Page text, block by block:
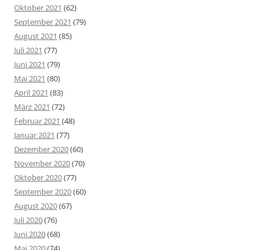
Oktober 2021 (62)
September 2021 (79)
August 2021 (85)
Juli 2021 (77)
Juni 2021 (79)
Mai 2021 (80)
April 2021 (83)
März 2021 (72)
Februar 2021 (48)
Januar 2021 (77)
Dezember 2020(60)
November 2020(70)
Oktober 2020(77)
September 2020(60)
August 2020(67)
Juli 2020(76)
Juni 2020(68)